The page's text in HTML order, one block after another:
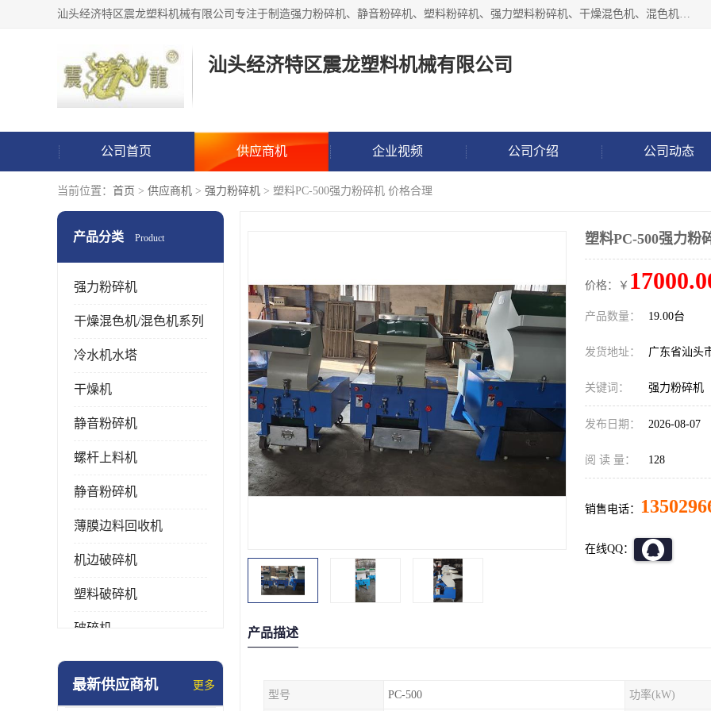
汕头经济特区震龙塑料机械有限公司专注于制造强力粉碎机、静音粉碎机、塑料粉碎机、强力塑料粉碎机、干燥混色机、混色机、冷水机、上料机等塑料辅助机械。
汕头经济特区震龙塑料机械有限公司
公司首页 供应商机 企业视频 公司介绍 公司动态
当前位置： 首页 > 供应商机 > 强力粉碎机 > 塑料PC-500强力粉碎机 价格合理
产品分类 Product
强力粉碎机
干燥混色机/混色机系列
冷水机水塔
干燥机
静音粉碎机
螺杆上料机
静音粉碎机
薄膜边料回收机
机边破碎机
塑料破碎机
破碎机
强力粉碎机
最新供应商机 更多
塑料PC-500强力粉
价格：￥
产品数量： 19.00台
发货地址： 广东省汕头
关键词： 强力粉碎机
发布日期： 2026-08-07
阅 读 量： 128
销售电话：
在线QQ：
产品描述
型号 PC-500 功率(kW)